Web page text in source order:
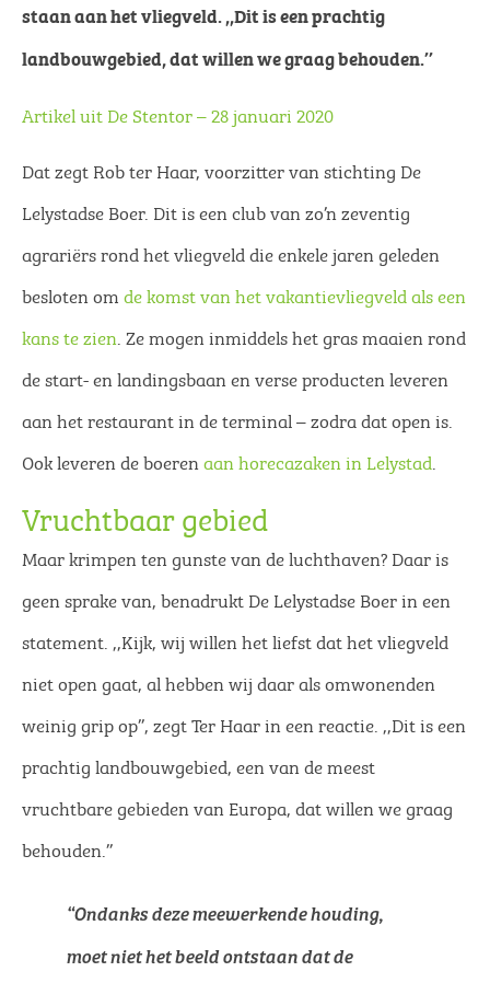
staan aan het vliegveld. ,,Dit is een prachtig
landbouwgebied, dat willen we graag behouden.’’
Artikel uit De Stentor – 28 januari 2020
Dat zegt Rob ter Haar, voorzitter van stichting De
Lelystadse Boer. Dit is een club van zo’n zeventig
agrariërs rond het vliegveld die enkele jaren geleden
besloten omde komst van het vakantievliegveld als een
kans te zien . Ze mogen inmiddels het gras maaien rond
de start- en landingsbaan en verse producten leveren
aan het restaurant in de terminal – zodra dat open is.
Ook leveren de boerenaan horecazaken in Lelystad
Vruchtbaar gebied
Maar krimpen ten gunste van de luchthaven? Daar is
geen sprake van, benadrukt De Lelystadse Boer in een
statement. ,,Kijk, wij willen het liefst dat het vliegveld
niet open gaat, al hebben wij daar als omwonenden
weinig grip op’’, zegt Ter Haar in een reactie. ,,Dit is een
prachtig landbouwgebied, een van de meest
vruchtbare gebieden van Europa, dat willen we graag
behouden.’’
“Ondanks deze meewerkende houding,
moet niet het beeld ontstaan dat de